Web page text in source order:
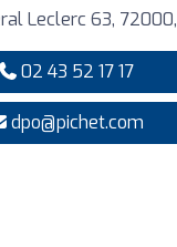
Leclerc 63,
02 43 52 17 17
dpo@pichet.com